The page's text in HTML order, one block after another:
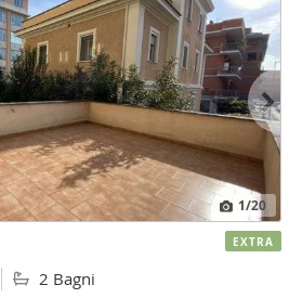
1/20
2 Bagni
EXTRA